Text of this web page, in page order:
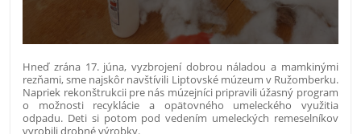
Hneď zrána 17. júna, vyzbrojení dobrou náladou a mamkinými
rezňami, sme najskôr navštívili Liptovské múzeum v Ružomberku.
Napriek rekonštrukcii pre nás múzejníci pripravili úžasný program
o možnosti recyklácie a opätovného umeleckého využitia
odpadu. Deti si potom pod vedením umeleckých remeselníkov
vyrobili drobné výrobky.